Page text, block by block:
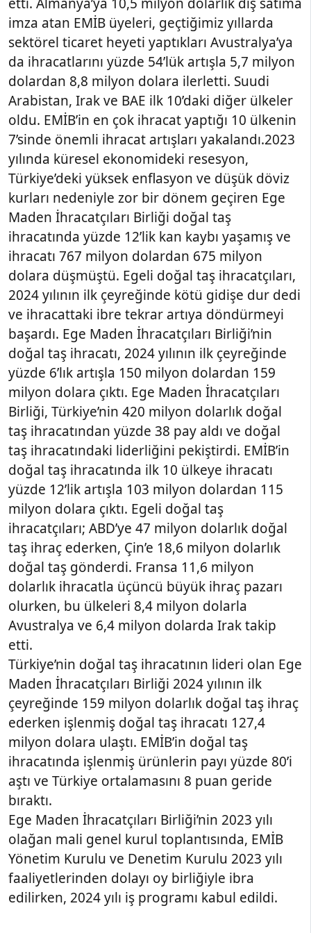
imza atan EMİB üyeleri, geçtiğimiz yıllarda
sektörel ticaret heyeti yaptıkları Avustralya’ya
da ihracatlarını yüzde 54’lük artışla 5,7 milyon
dolardan 8,8 milyon dolara ilerletti. Suudi
Arabistan, Irak ve BAE ilk 10’daki diğer ülkeler
oldu. EMİB’in en çok ihracat yaptığı 10 ülkenin
7’sinde önemli ihracat artışları yakalandı.2023
yılında küresel ekonomideki resesyon,
Türkiye’deki yüksek enflasyon ve düşük döviz
kurları nedeniyle zor bir dönem geçiren Ege
Maden İhracatçıları Birliği doğal taş
ihracatında yüzde 12’lik kan kaybı yaşamış ve
ihracatı 767 milyon dolardan 675 milyon
dolara düşmüştü. Egeli doğal taş ihracatçıları,
2024 yılının ilk çeyreğinde kötü gidişe dur dedi
ve ihracattaki ibre tekrar artıya döndürmeyi
başardı. Ege Maden İhracatçıları Birliği’nin
doğal taş ihracatı, 2024 yılının ilk çeyreğinde
yüzde 6’lık artışla 150 milyon dolardan 159
milyon dolara çıktı. Ege Maden İhracatçıları
Birliği, Türkiye’nin 420 milyon dolarlık doğal
taş ihracatından yüzde 38 pay aldı ve doğal
taş ihracatındaki liderliğini pekiştirdi. EMİB’in
doğal taş ihracatında ilk 10 ülkeye ihracatı
yüzde 12’lik artışla 103 milyon dolardan 115
milyon dolara çıktı. Egeli doğal taş
ihracatçıları; ABD’ye 47 milyon dolarlık doğal
taş ihraç ederken, Çin’e 18,6 milyon dolarlık
doğal taş gönderdi. Fransa 11,6 milyon
dolarlık ihracatla üçüncü büyük ihraç pazarı
olurken, bu ülkeleri 8,4 milyon dolarla
Avustralya ve 6,4 milyon dolarda Irak takip
etti.
Türkiye’nin doğal taş ihracatının lideri olan Ege
Maden İhracatçıları Birliği 2024 yılının ilk
çeyreğinde 159 milyon dolarlık doğal taş ihraç
ederken işlenmiş doğal taş ihracatı 127,4
milyon dolara ulaştı. EMİB’in doğal taş
ihracatında işlenmiş ürünlerin payı yüzde 80’i
aştı ve Türkiye ortalamasını 8 puan geride
bıraktı.
Ege Maden İhracatçıları Birliği’nin 2023 yılı
olağan mali genel kurul toplantısında, EMİB
Yönetim Kurulu ve Denetim Kurulu 2023 yılı
faaliyetlerinden dolayı oy birliğiyle ibra
edilirken, 2024 yılı iş programı kabul edildi.